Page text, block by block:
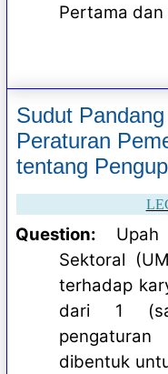
Pertama dan
Sudut
Peraturan
tentang
Question:
Sektoral
terhadap
dari 1
dibentuk